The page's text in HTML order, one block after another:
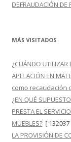
DEFRAUDACIÓN DE
MÁS VISITADOS
¿CUÁNDO UTILIZAR
APELACIÓN EN
como recaudación
¿EN QUÉ
PRESTA EL
MUEBLES? [
LA PROVISIÓN DE